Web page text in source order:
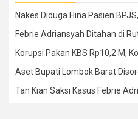
Nakes Diduga Hina Pasien
Febrie Adriansyah Ditahan di
Korupsi Pakan KBS Rp10,2 M,
Aset Bupati Lombok Barat
Tan Kian Saksi Kasus Febrie